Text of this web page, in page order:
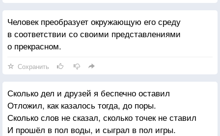
Человек преобразует окружающую его среду
в соответствии со своими представлениями
о прекрасном.
Сохранить
Сколько дел и друзей я беспечно оставил
Отложил, как казалось тогда, до поры.
Сколько слов не сказал, сколько точек не ставил
И прошёл в пол воды, и сыграл в пол игры.